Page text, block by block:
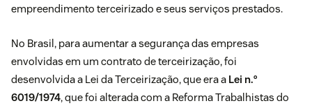
empreendimento terceirizado e seus serviços prestados.
No Brasil, para aumentar a segurança das empresas
envolvidas em um contrato de terceirização, foi
desenvolvida a Lei da Terceirização, que era a Lei n.°
6019/1974, que foi alterada com a Reforma Trabalhistas do